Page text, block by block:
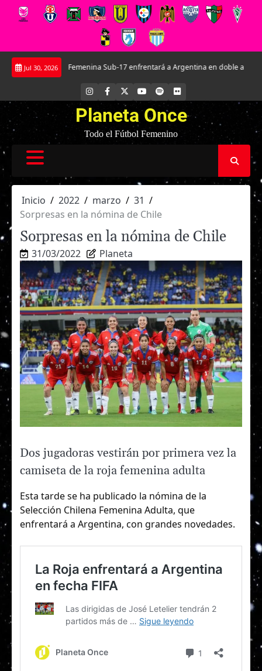
Saltar
Jul 30, 2026
Roja Femenina Sub-17 enfrentará a Argentina en doble amistoso
INSTAGRAM
FACEBOOK YOUTUBE
SPOTIFYFLICKR
Planeta Once
Todo el Fútbol Femenino
Inicio 2022 marzo
31
Sorpresas en la nómina de Chile
Sorpresas en la nómina de Chile
31/03/2022 Planeta
Dos jugadoras vestirán por primera vez la
camiseta de la roja femenina adulta
Esta tarde se ha publicado la nómina de la
Selección Chilena Femenina Adulta, que
enfrentará a Argentina, con grandes novedades.